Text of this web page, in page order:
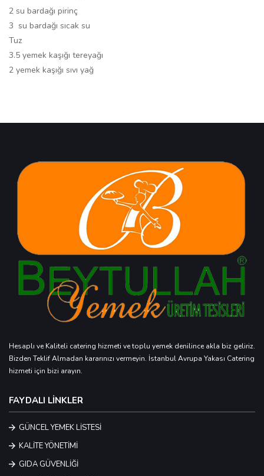
2 su bardağı pirinç
3 su bardağı sıcak su
Tuz
3.5 yemek kaşığı tereyağı
2 yemek kaşığı sıvı yağ
Hesaplı ve Kaliteli catering hizmeti ve toplu yemek denilince akla biz geliriz.
Bizden Teklif Almadan kararınızı vermeyin. İstanbul Avrupa Yakası Catering
hizmeti için bizi arayın.
FAYDALI LİNKLER
GÜNCEL YEMEK LİSTESİ
KALİTE YÖNETİMİ
GIDA GÜVENLİĞİ